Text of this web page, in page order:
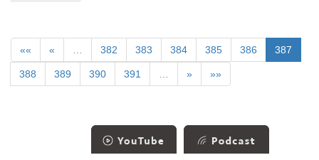
«« « 382 383 384 385 386 387
388 389 390 391 » »»